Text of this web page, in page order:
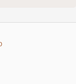
語言開始。
讀者立即運